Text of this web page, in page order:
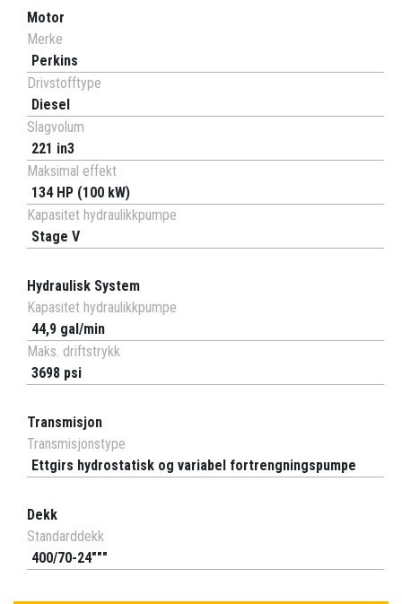
Motor
Merke
Perkins
Drivstofftype
Diesel
Slagvolum
221 in3
Maksimal effekt
134 HP (100 kW)
Kapasitet hydraulikkpumpe
Stage V
Hydraulisk System
Kapasitet hydraulikkpumpe
44,9 gal/min
Maks. driftstrykk
3698 psi
Transmisjon
Transmisjonstype
Ettgirs hydrostatisk og variabel fortrengningspumpe
Dekk
Standarddekk
400/70-24"""